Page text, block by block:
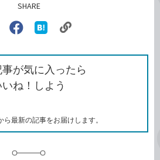
SHARE
（旧
Facebook
シ
ェ
ア
な
ブ
ッ
ク
ク
ク
を
コ
事が気に入ったら
いね！しよう
ら最新の記事をお届けします。